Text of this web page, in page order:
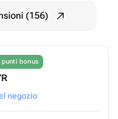
(156)
punti bonus
negozio